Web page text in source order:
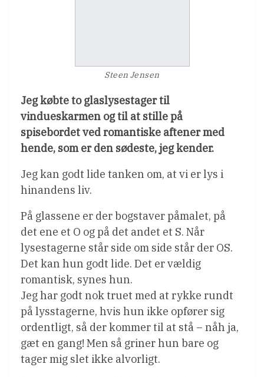
Steen Jensen
Jeg købte to glaslysestager til
vindueskarmen og til at stille på
spisebordet ved romantiske aftener med
hende, som er den sødeste, jeg kender.
Jeg kan godt lide tanken om, at vi er lys i
hinandens liv.
På glassene er der bogstaver påmalet, på
det ene et O og på det andet et S. Når
lysestagerne står side om side står der OS.
Det kan hun godt lide. Det er vældig
romantisk, synes hun.
Jeg har godt nok truet med at rykke rundt
på lysstagerne, hvis hun ikke opfører sig
ordentligt, så der kommer til at stå – nåh ja,
gæt en gang! Men så griner hun bare og
tager mig slet ikke alvorligt.